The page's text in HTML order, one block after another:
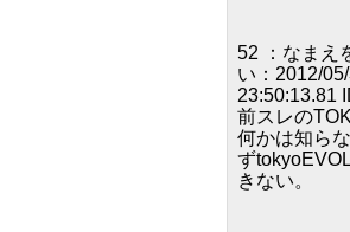
52 ：なまえ
い：2012/
23:50:13.81
前スレの
何かは知ら
ず
きない。